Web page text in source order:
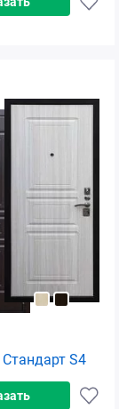
S4